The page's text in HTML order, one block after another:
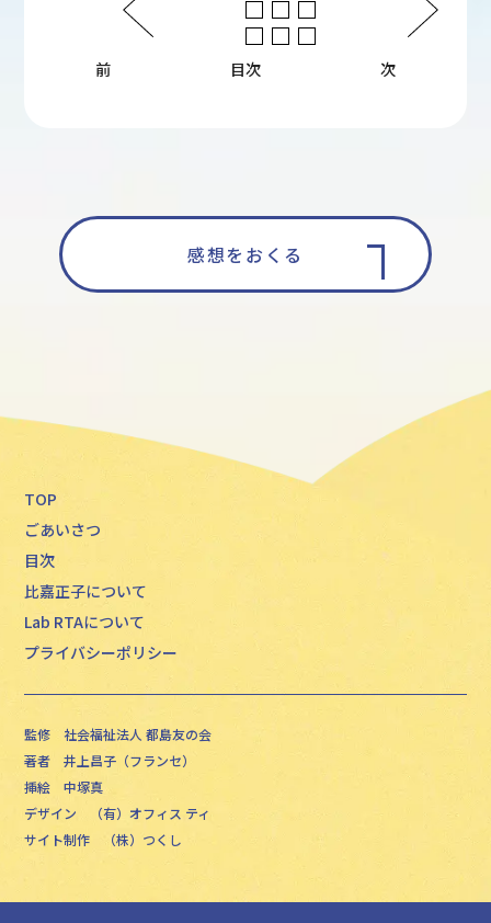
前 目次 次
感想をおくる
TOP
ごあいさつ
目次
比嘉正子について
Lab RTAについて
プライバシーポリシー
監修
社会福祉法人 都島友の会
著者
井上昌子（フランセ）
挿絵
中塚真
デザイン
（有）オフィス ティ
サイト制作
（株）つくし